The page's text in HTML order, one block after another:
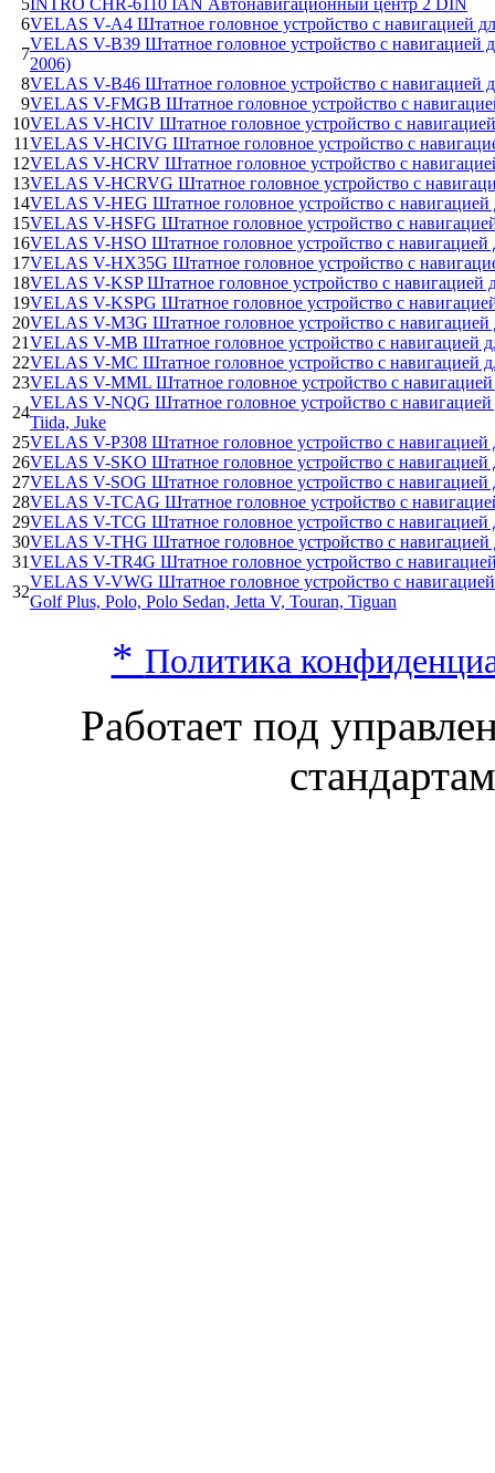
5INTRO CHR-6110 IAN Автонавигационный центр 2 DIN
6VELAS V-A4 Штатное головное устройство с навигацией
7
VELAS V-B39 Штатное головное устройство с навигацией
2006)
8VELAS V-B46 Штатное головное устройство с навигацией
9VELAS V-FMGB Штатное головное устройство с
10VELAS V-HCIV Штатное головное устройство с
11VELAS V-HCIVG Штатное головное устройство с
12VELAS V-HCRV Штатное головное устройство с
13VELAS V-HCRVG Штатное головное устройство с
14VELAS V-HEG Штатное головное устройство с навигацией
15VELAS V-HSFG Штатное головное устройство с
16VELAS V-HSO Штатное головное устройство с навигацией
17VELAS V-HX35G Штатное головное устройство с
18VELAS V-KSP Штатное головное устройство с
19VELAS V-KSPG Штатное головное устройство с
20VELAS V-M3G Штатное головное устройство с
21VELAS V-MB Штатное головное устройство с навигацией
22VELAS V-MC Штатное головное устройство с навигацией
23VELAS V-MML Штатное головное устройство с
24
VELAS V-NQG Штатное головное устройство с
Tiida, Juke
25VELAS V-P308 Штатное головное устройство с навигацией
26VELAS V-SKO Штатное головное устройство с навигацией
27VELAS V-SOG Штатное головное устройство с навигацией
28VELAS V-TCAG Штатное головное устройство с
29VELAS V-TCG Штатное головное устройство с навигацией
30VELAS V-THG Штатное головное устройство с навигацией
31VELAS V-TR4G Штатное головное устройство с
32
VELAS V-VWG Штатное головное устройство с
Golf Plus, Polo, Polo Sedan, Jetta V, Touran, Tiguan
* Политика
Работает под